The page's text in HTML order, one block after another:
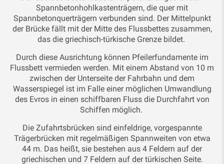
Spannbetonhohlkastenträgern, die quer mit
Spannbetonquerträgern verbunden sind. Der Mittelpunkt
der Brücke fällt mit der Mitte des Flussbettes zusammen,
das die griechisch-türkische Grenze bildet.
Durch diese Ausrichtung können Pfeilerfundamente im
Flussbett vermieden werden. Mit einem Abstand von 10 m
zwischen der Unterseite der Fahrbahn und dem
Wasserspiegel ist im Falle einer möglichen Umwandlung
des Evros in einen schiffbaren Fluss die Durchfahrt von
Schiffen möglich.
Die Zufahrtsbrücken sind einfeldrige, vorgespannte
Trägerbrücken mit regelmäßigen Spannweiten von etwa
44 m. Das heißt, sie bestehen aus 4 Feldern auf der
griechischen und 7 Feldern auf der türkischen Seite.